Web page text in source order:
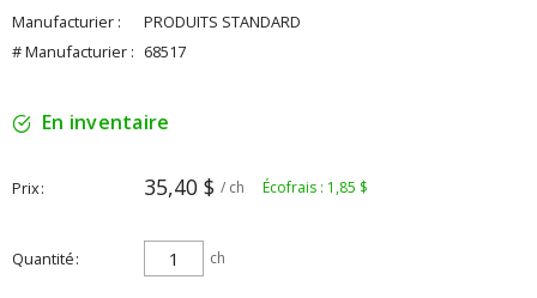
Manufacturier :
PRODUITS STANDARD
# Manufacturier : 68517
En inventaire
Prix 35,40 $ / ch Écofrais : 1,85 $
Quantité ch